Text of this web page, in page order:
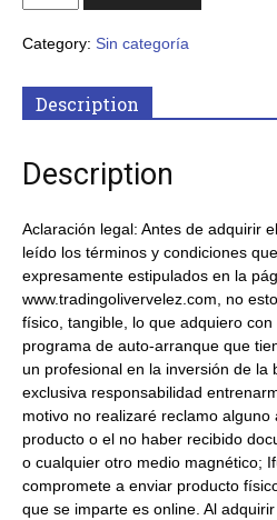
Category: Sin categoría
Description
Description
Aclaración legal: Antes de adquirir
leído los términos y condiciones
expresamente estipulados en la
www.tradingolivervelez.com, no
físico, tangible, lo que adquiero
programa de auto-arranque que
un profesional en la inversión de la
exclusiva responsabilidad
motivo no realizaré reclamo
producto o el no haber recibido
o cualquier otro medio magnético;
compromete a enviar producto
que se imparte es online. Al